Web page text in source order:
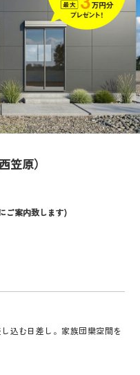
笠原）
ご案内致します)
込む日差し。家族団欒空間を